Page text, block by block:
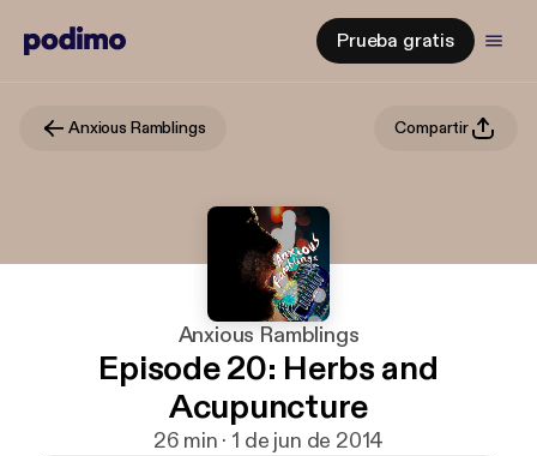
Prueba gratis
Anxious Ramblings Compartir
Anxious Ramblings
Episode 20: Herbs and
Acupuncture
26 min · 1 de jun de 2014